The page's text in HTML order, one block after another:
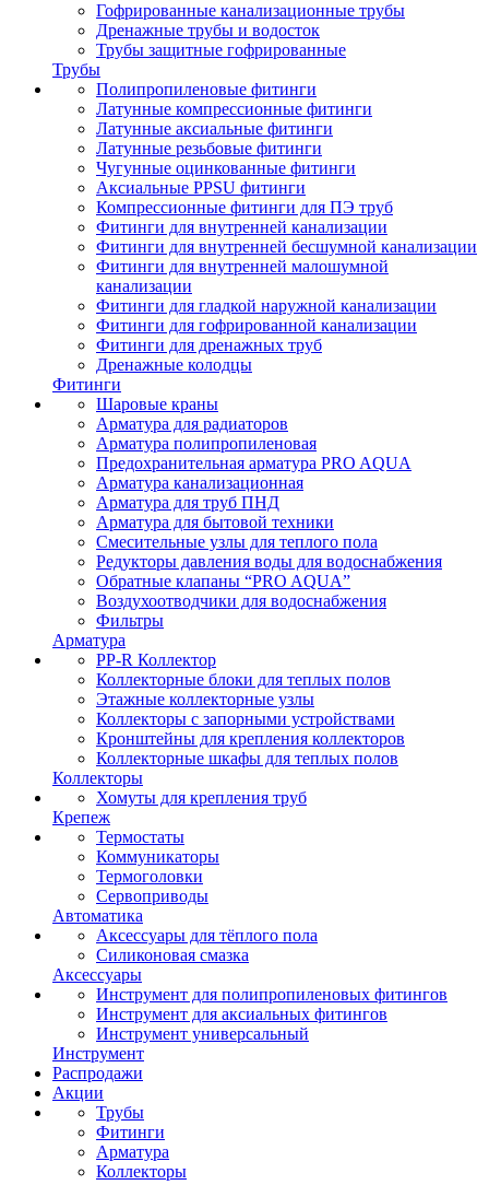
Гофрированные канализационные трубы
Дренажные трубы и водосток
Трубы защитные гофрированные
Трубы
Полипропиленовые фитинги
Латунные компрессионные фитинги
Латунные аксиальные фитинги
Латунные резьбовые фитинги
Чугунные оцинкованные фитинги
Аксиальные PPSU фитинги
Компрессионные фитинги для ПЭ труб
Фитинги для внутренней канализации
Фитинги для внутренней бесшумной канализации
Фитинги для внутренней малошумной
канализации
Фитинги для гладкой наружной канализации
Фитинги для гофрированной канализации
Фитинги для дренажных труб
Дренажные колодцы
Фитинги
Шаровые краны
Арматура для радиаторов
Арматура полипропиленовая
Предохранительная арматура PRO AQUA
Арматура канализационная
Арматура для труб ПНД
Арматура для бытовой техники
Смесительные узлы для теплого пола
Редукторы давления воды для водоснабжения
Обратные клапаны “PRO AQUA”
Воздухоотводчики для водоснабжения
Фильтры
Арматура
PP-R Коллектор
Коллекторные блоки для теплых полов
Этажные коллекторные узлы
Коллекторы с запорными устройствами
Кронштейны для крепления коллекторов
Коллекторные шкафы для теплых полов
Коллекторы
Хомуты для крепления труб
Крепеж
Термостаты
Коммуникаторы
Термоголовки
Сервоприводы
Автоматика
Аксессуары для тёплого пола
Силиконовая смазка
Аксессуары
Инструмент для полипропиленовых фитингов
Инструмент для аксиальных фитингов
Инструмент универсальный
Инструмент
Распродажи
Акции
Трубы
Фитинги
Арматура
Коллекторы